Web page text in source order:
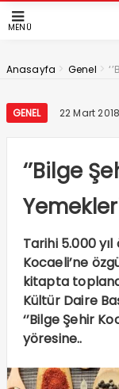
MENÜ
Anasayfa > Genel >
GENEL 22 Mart
‘’Bilge
Tarihi 5.000
Kocaeli’ne
kitapta
Kültür Daire
‘’Bilge Şehir
yöresine..